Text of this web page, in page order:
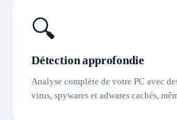
🔍
Détection approfondie
Analyse complète de votre PC avec
virus, spywares et adwares cachés,